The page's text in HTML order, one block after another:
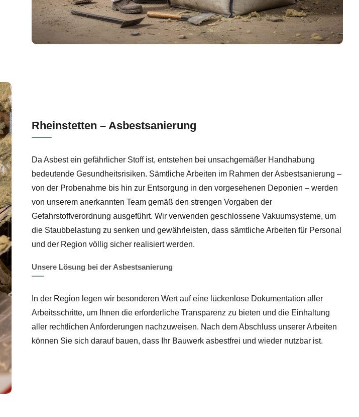
Rheinstetten – Asbestsanierung
Da Asbest ein gefährlicher Stoff ist, entstehen bei unsachgemäßer Handhabung
bedeutende Gesundheitsrisiken. Sämtliche Arbeiten im Rahmen der Asbestsanierung –
von der Probenahme bis hin zur Entsorgung in den vorgesehenen Deponien – werden
von unserem anerkannten Team gemäß den strengen Vorgaben der
Gefahrstoffverordnung ausgeführt. Wir verwenden geschlossene Vakuumsysteme, um
die Staubbelastung zu senken und gewährleisten, dass sämtliche Arbeiten für Personal
und der Region völlig sicher realisiert werden.
Unsere Lösung bei der Asbestsanierung
In der Region legen wir besonderen Wert auf eine lückenlose Dokumentation aller
Arbeitsschritte, um Ihnen die erforderliche Transparenz zu bieten und die Einhaltung
aller rechtlichen Anforderungen nachzuweisen. Nach dem Abschluss unserer Arbeiten
können Sie sich darauf bauen, dass Ihr Bauwerk asbestfrei und wieder nutzbar ist.